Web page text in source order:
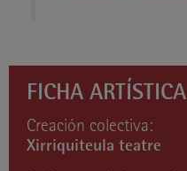
FICHA ARTÍSTICA
Creación colectiva:
Xirriquiteula teatre